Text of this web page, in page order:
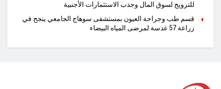
للترويج لسوق المال وجذب الاستثمارات الأجنبية
قسم طب وجراحة العيون بمستشفى سوهاج الجامعي ينجح في
زراعة 57 عدسة لمرضى المياه البيضاء